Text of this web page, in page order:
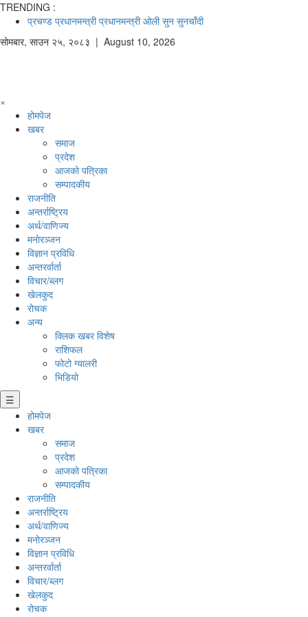
TRENDING :
प्रचण्ड प्रधानमन्त्री प्रधानमन्त्री ओली सुन सुनचाँदी
सोमबार, साउन २५, २०८३ | August 10, 2026
×
होमपेज
खबर
समाज
प्रदेश
आजको पत्रिका
सम्पादकीय
राजनीति
अन्तर्राष्ट्रिय
अर्थ/वाणिज्य
मनाेरञ्जन
विज्ञान प्रविधि
अन्तरर्वार्ता
विचार/ब्लग
खेलकुद
रोचक
अन्य
क्लिक खबर विशेष
राशिफल
फोटो ग्यालरी
भिडियो
☰
होमपेज
खबर
समाज
प्रदेश
आजको पत्रिका
सम्पादकीय
राजनीति
अन्तर्राष्ट्रिय
अर्थ/वाणिज्य
मनाेरञ्जन
विज्ञान प्रविधि
अन्तरर्वार्ता
विचार/ब्लग
खेलकुद
रोचक